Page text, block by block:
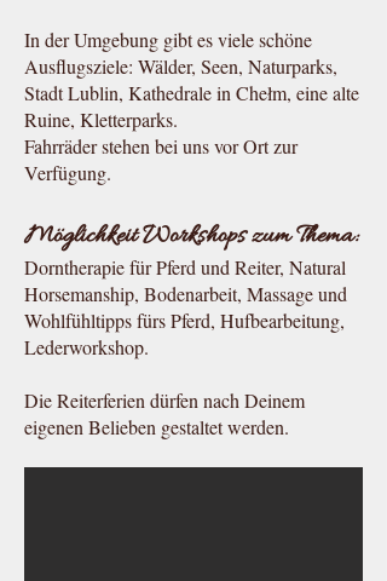
In der Umgebung gibt es viele schöne
Ausflugsziele: Wälder, Seen, Naturparks,
Stadt Lublin, Kathedrale in Chełm, eine alte
Ruine, Kletterparks.
Fahrräder stehen bei uns vor Ort zur
Verfügung.
Möglichkeit Workshops zum Thema:
Dorntherapie für Pferd und Reiter, Natural
Horsemanship, Bodenarbeit, Massage und
Wohlfühltipps fürs Pferd, Hufbearbeitung,
Lederworkshop.
Die Reiterferien dürfen nach Deinem
eigenen Belieben gestaltet werden.